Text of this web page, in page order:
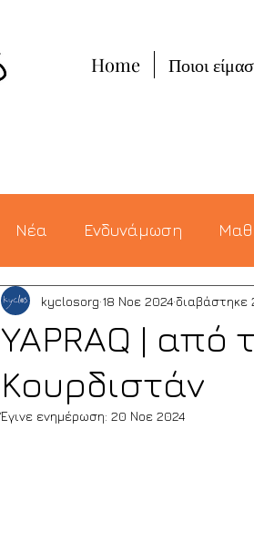
Home Ποιοι
Νέα Ενδυνάμωση
YAPRAQ | από
Κουρδιστάν
kyclosorg 18 Νοε 2024 διαβάστηκε
Έγινε ενημέρωση: 20 Νοε 2024